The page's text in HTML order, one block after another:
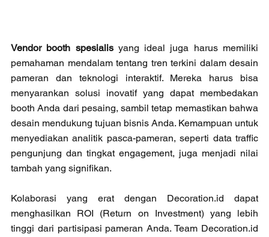
Vendor booth spesialis yang ideal juga harus memiliki
pemahaman mendalam tentang tren terkini dalam desain
pameran dan teknologi interaktif. Mereka harus bisa
menyarankan solusi inovatif yang dapat membedakan
booth Anda dari pesaing, sambil tetap memastikan bahwa
desain mendukung tujuan bisnis Anda. Kemampuan untuk
menyediakan analitik pasca-pameran, seperti data traffic
pengunjung dan tingkat engagement, juga menjadi nilai
tambah yang signifikan.
Kolaborasi yang erat dengan Decoration.id dapat
menghasilkan ROI (Return on Investment) yang lebih
tinggi dari partisipasi pameran Anda. Team Decoration.id